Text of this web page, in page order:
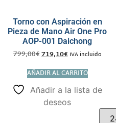
Torno con Aspiración en
Pieza de Mano Air One Pro
AOP-001 Daichong
799,00€719,10€ IVA incluido
AÑADIR AL CARRITO
Añadir a la lista de
deseos